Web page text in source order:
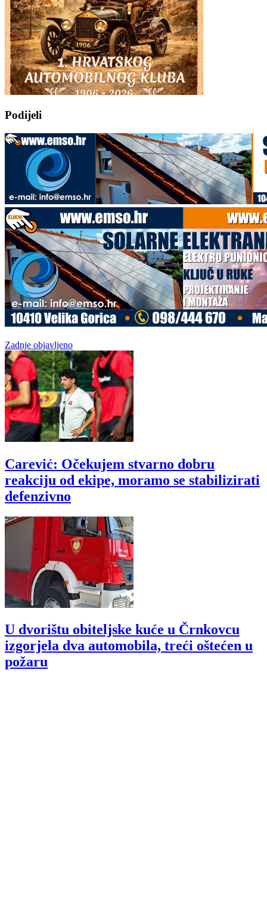
Podijeli
Zadnje objavljeno
Carević: Očekujem stvarno dobru
reakciju od ekipe, moramo se stabilizirati
defenzivno
U dvorištu obiteljske kuće u Črnkovcu
izgorjela dva automobila, treći oštećen u
požaru